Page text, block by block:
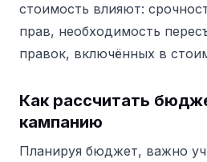
стоимость влияют:
прав, необходимость
правок, включённых в
Как рассчитать
кампанию
Планируя бюджет, важно